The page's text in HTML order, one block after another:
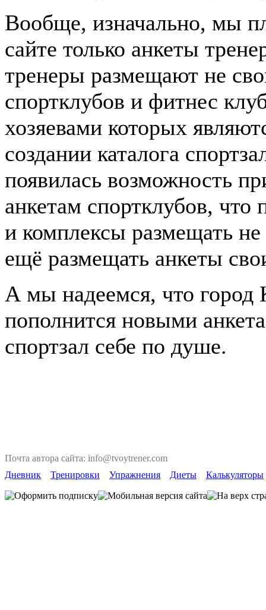
Вообще, изначально, мы
сайте только анкеты
тренеры размещают не
спортклубов и фитнес
хозяевами которых
создании каталога
появилась возможность
анкетам спортклубов,
и комплексы размещать
ещё размещать анкеты
А мы надеемся, что город
пополнится новыми
спортзал себе по душе.
Почта автора сайта: info@tvoytrener.com
Дневник
Тренировки Упражнения Диеты Калькуляторы